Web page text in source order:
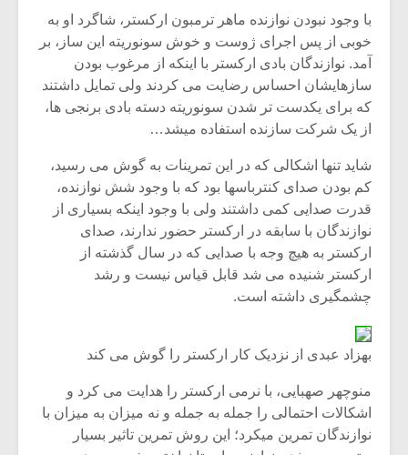
با وجود نبودن نوازنده ماهر ترمبون ارکستر، شاگرد او به
خوبی از پس اجرای ژوست و خوش سونوریته این ساز، بر
آمد. نوازندگان بادی ارکستر با اینکه از مرغوب بودن
سازهایشان احساس رضایت می کردند ولی تمایل داشتند
که برای یکدست تر شدن سونوریته دسته بادی برنجی ها،
از یک شرکت سازنده استفاده میشد…
شاید تنها اشکالی که در این تمرینات به گوش می رسید،
کم بودن صدای کنترباسها بود که با وجود شش نوازنده،
قدرت صدایی کمی داشتند ولی با وجود اینکه بسیاری از
نوازندگان با سابقه در ارکستر حضور ندارند، صدای
ارکستر به هیچ وجه با صدایی که در سال گذشته از
ارکستر شنیده می شد قابل قیاس نیست و رشد
چشمگیری داشته است.
بهزاد عبدی از نزدیک کار ارکستر را گوش می کند
منوچهر صهبایی، با نرمی ارکستر را هدایت می کرد و
اشکالات احتمالی را جمله به جمله و نه میزان به میزان با
نوازندگان تمرین میکرد؛ این روش تمرین تاثیر بسیار